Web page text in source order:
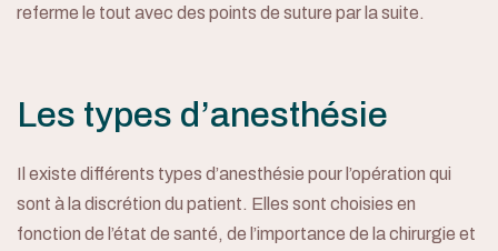
Prendre rendez-vous
referme le tout avec des points de suture par la suite.
Les types d’anesthésie
Il existe différents types d’anesthésie pour l’opération qui
sont à la discrétion du patient. Elles sont choisies en
fonction de l’état de santé, de l’importance de la chirurgie et